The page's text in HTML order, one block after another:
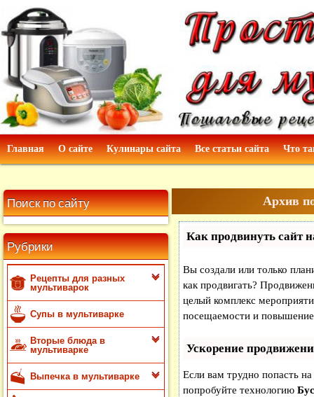
Главная О сайте Кулинары сайта Все статьи сайта Что
Поиск по сайту
Рубрики
Рецепты для разных
мультиварок
Супы в мультиварке
Вторые блюда в
мультиварке
Выпечка в мультиварке
Архив
Как продвинуть сайт
Вы создали или только
как продвигать?
целый комплекс
посещаемости и
Ускорение
Если вам трудно попасть
попробуйте технологию